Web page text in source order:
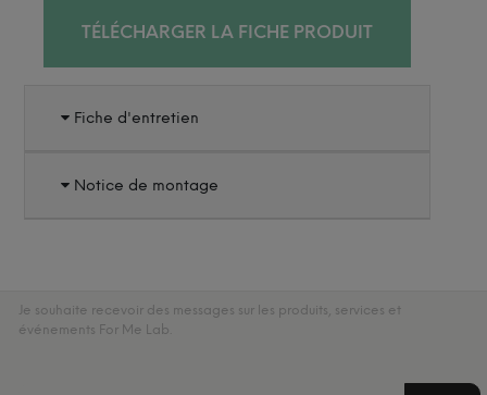
TÉLÉCHARGER LA FICHE PRODUIT
Fiche d'entretien
Notice de montage
Je souhaite recevoir des messages sur les produits, services et
événements For Me Lab.